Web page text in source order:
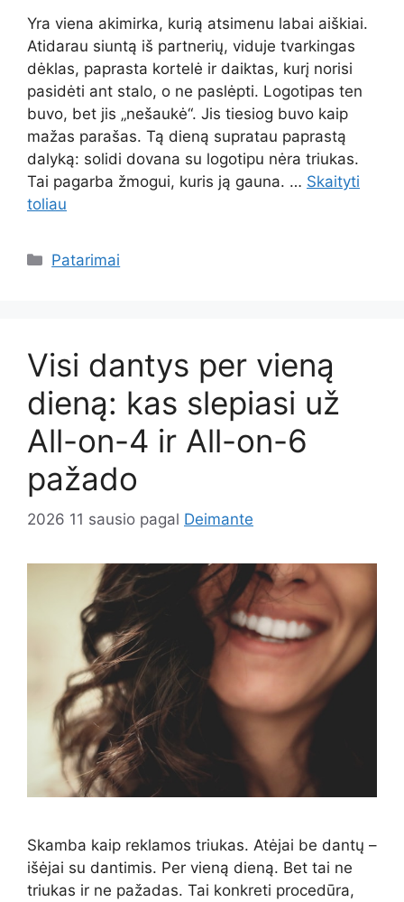
Yra viena akimirka, kurią atsimenu labai aiškiai.
Atidarau siuntą iš partnerių, viduje tvarkingas
dėklas, paprasta kortelė ir daiktas, kurį norisi
pasidėti ant stalo, o ne paslėpti. Logotipas ten
buvo, bet jis „nešaukė“. Jis tiesiog buvo kaip
mažas parašas. Tą dieną supratau paprastą
dalyką: solidi dovana su logotipu nėra triukas.
Tai pagarba žmogui, kuris ją gauna. … Skaityti
toliau
Kategorijos
Patarimai
Visi dantys per vieną
dieną: kas slepiasi už
All-on-4 ir All-on-6
pažado
2026 11 sausio pagal Deimante
Skamba kaip reklamos triukas. Atėjai be dantų –
išėjai su dantimis. Per vieną dieną. Bet tai ne
triukas ir ne pažadas. Tai konkreti procedūra,